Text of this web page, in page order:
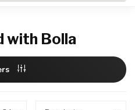
with Bolla